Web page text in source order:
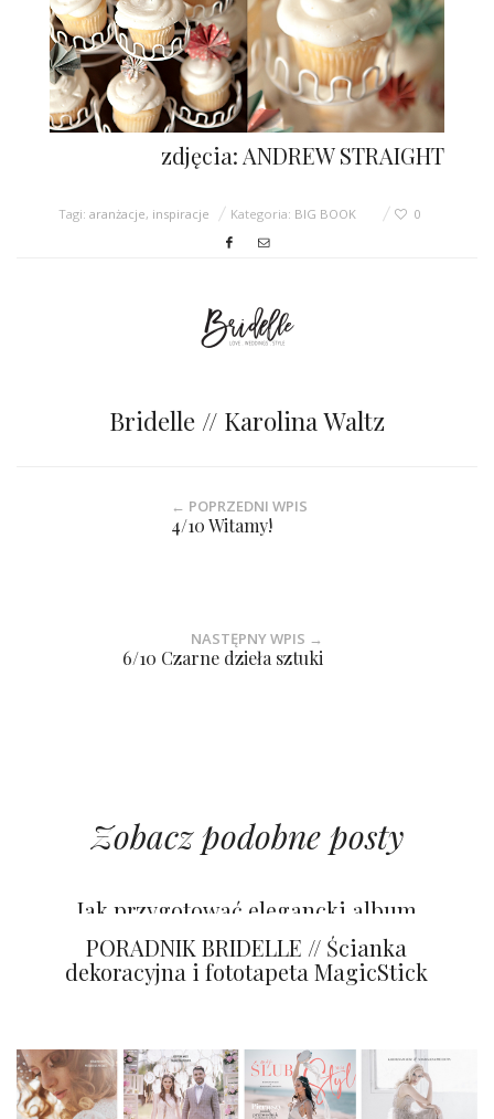
zdjęcia: ANDREW STRAIGHT
Tagi:aranżacje, inspiracje Kategoria: BIG BOOK 0
Bridelle // Karolina Waltz
← POPRZEDNI WPIS
4/10 Witamy!
NASTĘPNY WPIS →
6/10 Czarne dzieła sztuki
Zobacz podobne posty
Tapety na ścianę z efektem WOW!
Jak przygotować elegancki album
ślubny na prezent?
PORADNIK BRIDELLE // Ścianka
dekoracyjna i fototapeta MagicStick